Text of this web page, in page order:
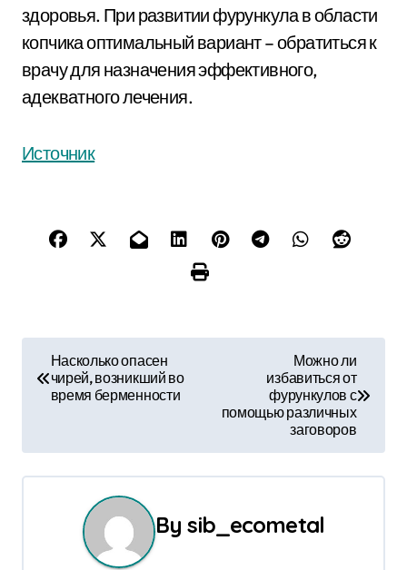
здоровья. При развитии фурункула в области
копчика оптимальный вариант – обратиться к
врачу для назначения эффективного,
адекватного лечения.
Источник
и
Насколько опасен
чирей, возникший во
время берменности
Можно ли
избавиться от
фурункулов с
помощью различных
заговоров
Bysib_ecometal